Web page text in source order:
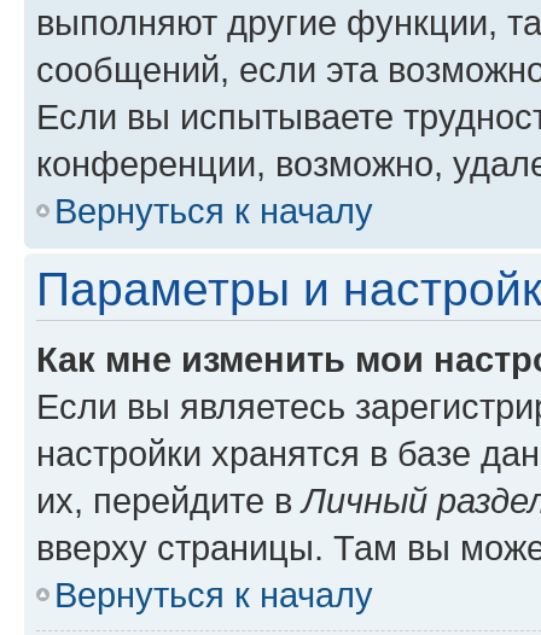
выполняют другие функции,
сообщений, если эта
Если вы испытываете
конференции, возможно,
Вернуться к началу
Параметры и
Как мне изменить мои
Если вы являетесь
настройки хранятся в базе
их, перейдите вЛичный
вверху страницы. Там вы
Вернуться к началу